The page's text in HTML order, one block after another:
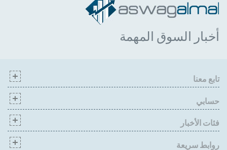
أخبار السوق المهمة
تابع معنا
حسابي
فئات الأخبار
روابط سريعة